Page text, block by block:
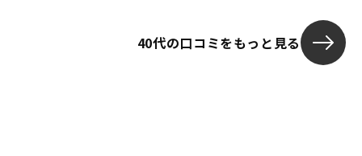
く、リスクに
かからないと
資産額を考慮
40代の口コミをもっと見る